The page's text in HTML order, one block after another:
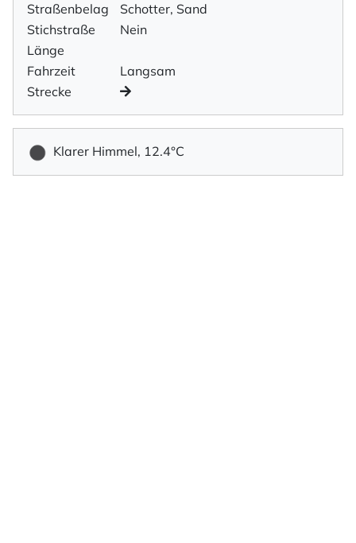
Straßenbelag
Schotter, Sand
Stichstraße
Nein
Länge
Fahrzeit
Langsam
Strecke
Klarer Himmel, 12.4°C